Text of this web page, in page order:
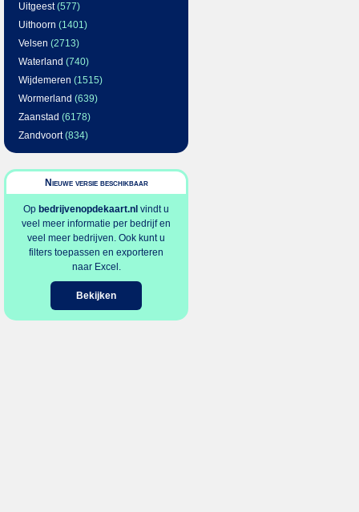
Uitgeest(577)
Uithoorn (1401)
Velsen (2713)
Waterland (740)
Wijdemeren (1515)
Wormerland (639)
Zaanstad (6178)
Zandvoort(834)
Nieuwe versie beschikbaar
Op bedrijvenopdekaart.nl vindt u
veel meer informatie per bedrijf en
veel meer bedrijven. Ook kunt u
filters toepassen en exporteren
naar Excel.
Bekijken